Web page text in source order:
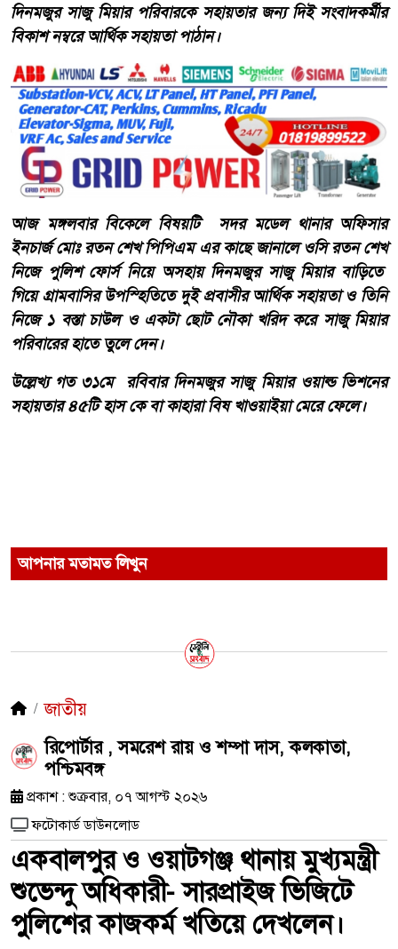
দিনমজুর সাজু মিয়ার পরিবারকে সহায়তার জন্য দিই সংবাদকর্মীর
বিকাশ নম্বরে আর্থিক সহায়তা পাঠান।
আজ মঙ্গলবার বিকেলে বিষয়টি সদর মডেল থানার অফিসার
ইনচার্জ মোঃ রতন শেখ পিপিএম এর কাছে জানালে ওসি রতন শেখ
নিজে পুলিশ ফোর্স নিয়ে অসহায় দিনমজুর সাজু মিয়ার বাড়িতে
গিয়ে গ্রামবাসির উপস্হিতিতে দুই প্রবাসীর আর্থিক সহায়তা ও তিনি
নিজে ১ বস্তা চাউল ও একটা ছোট নৌকা খরিদ করে সাজু মিয়ার
পরিবারের হাতে তুলে দেন।
‎উল্লেখ্য গত ৩১মে রবিবার দিনমজুর সাজু মিয়ার ওয়াল্ড ভিশনের
সহায়তার ৪৫টি হাস কে বা কাহারা বিষ খাওয়াইয়া মেরে ফেলে।
আপনার মতামত লিখুন
জাতীয়
রিপোর্টার , সমরেশ রায় ও শম্পা দাস, কলকাতা,
পশ্চিমবঙ্গ
প্রকাশ : শুক্রবার, ০৭ আগস্ট ২০২৬
ফটোকার্ড ডাউনলোড
একবালপুর ও ওয়াটগঞ্জ থানায় মুখ্যমন্ত্রী
শুভেন্দু অধিকারী- সারপ্রাইজ ভিজিটে
পুলিশের কাজকর্ম খতিয়ে দেখলেন।